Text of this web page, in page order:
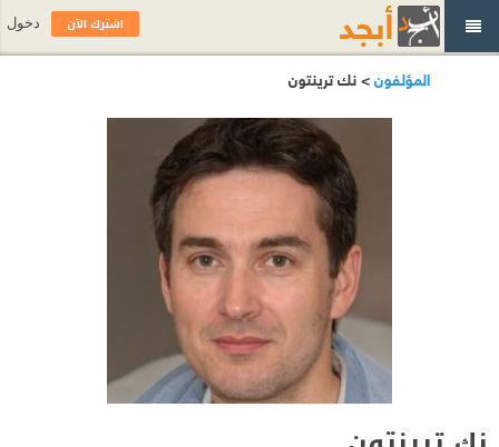
المؤلفون> نك ترينتون
اشترك الآن دخول